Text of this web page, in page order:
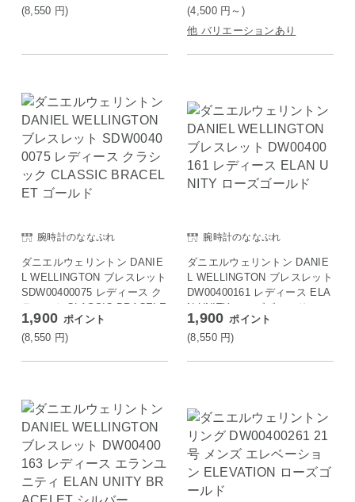
(8,550 円) (4,500 円 ～)
他 バリエーションあり
腕時計のななぷれ
ダニエルウェリントン DANIE
L WELLINGTON ブレスレット
SDW00400075 レディース ク
ラシック CLASSIC BRACELE
T ゴールド
1,900 ポイント
(8,550 円)
腕時計のななぷれ
ダニエルウェリントン DANIE
L WELLINGTON ブレスレット
DW00400161 レディース ELA
N UNITY ローズゴールド
1,900 ポイント
(8,550 円)